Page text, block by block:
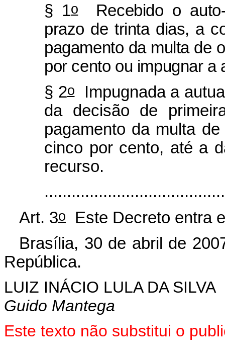
§ 1oRecebido o auto-
prazo de trinta dias, a
pagamento da multa de
por cento ou impugnar a
§ 2oImpugnada a
da decisão de
pagamento da multa
cinco por cento, até a
recurso.
Art. 3o
Este Decreto entra
Brasília, 30 de abril de
República.
LUIZ INÁCIO LULA DA SILVA
Guido Mantega
Este texto não substitui o